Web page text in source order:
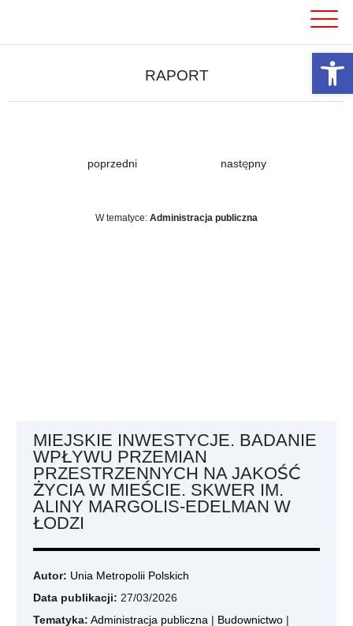
RAPORT
poprzedni następny
W tematyce: Administracja publiczna
MIEJSKIE INWESTYCJE. BADANIE
WPŁYWU PRZEMIAN
PRZESTRZENNYCH NA JAKOŚĆ
ŻYCIA W MIEŚCIE. SKWER IM.
ALINY MARGOLIS-EDELMAN W
ŁODZI
Autor: Unia Metropolii Polskich
Data publikacji: 27/03/2026
Tematyka: Administracja publiczna | Budownictwo |